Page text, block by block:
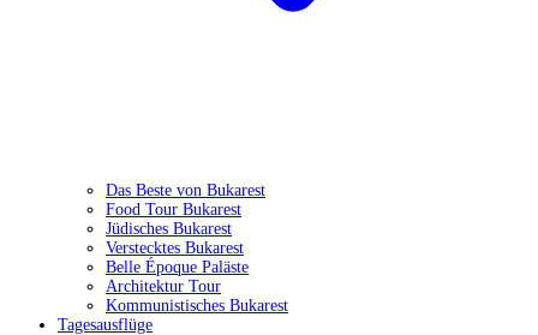
Das Beste von Bukarest
Food Tour Bukarest
Jüdisches Bukarest
Verstecktes Bukarest
Belle Époque Paläste
Architektur Tour
Kommunistisches Bukarest
Tagesausflüge